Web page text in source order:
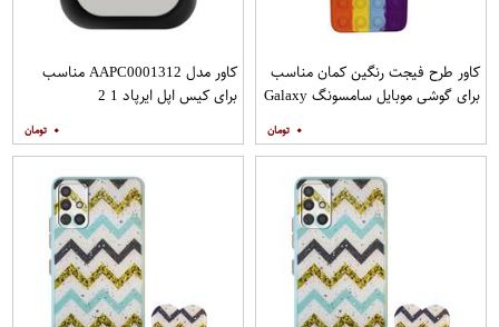
کاور طرح فیجت رنگین کمان مناسب
برای گوشی موبایل سامسونگ Galaxy
۰
کاور مدل AAPC0001312 مناسب
برای کیس اپل ایرپاد 1 2
۰